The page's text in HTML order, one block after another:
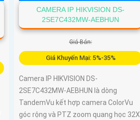
CAMERA IP HIKVISION DS-
2SE7C432MW-AEBHUN
Giá Bán:
Giá Khuyến Mại: 5%-35%
Camera IP HIKVISION DS-
2SE7C432MW-AEBHUN là dòng
TandemVu kết hợp camera ColorVu
góc rộng và PTZ zoom quang học 32X